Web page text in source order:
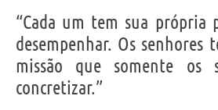
“Cada um tem sua própria
desempenhar. Os senhores
missão que somente os
concretizar.”